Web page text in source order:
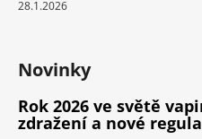
28.1.2026
Novinky
Rok 2026 ve světě
zdražení a nové